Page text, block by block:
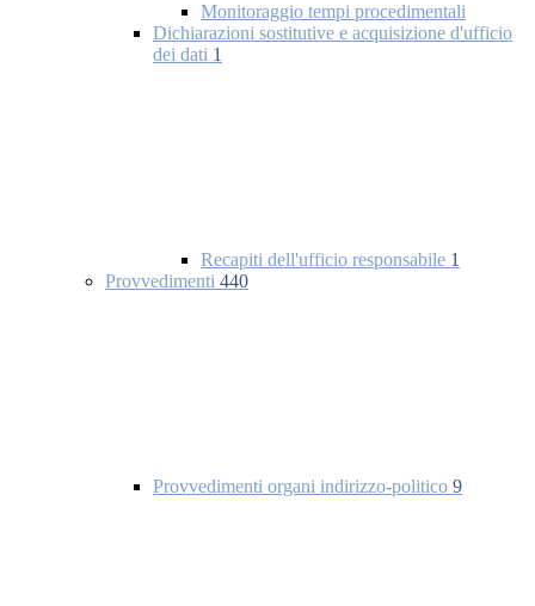
Monitoraggio tempi procedimentali
Dichiarazioni sostitutive e acquisizione d'ufficio
dei dati 1
Recapiti dell'ufficio responsabile 1
Provvedimenti 440
Provvedimenti organi indirizzo-politico 9